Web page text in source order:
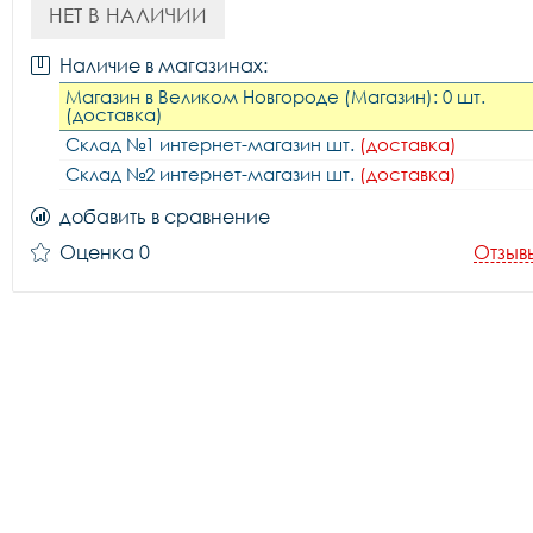
НЕТ В НАЛИЧИИ
Наличие в магазинах:
Магазин в Великом Новгороде (Магазин): 0 шт.
(доставка)
Склад №1 интернет-магазин шт. (доставка)
Склад №2 интернет-магазин шт. (доставка)
добавить в сравнение
Оценка 0